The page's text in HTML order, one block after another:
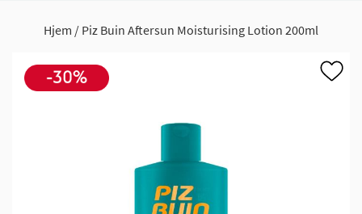
Hjem Piz Buin Aftersun Moisturising Lotion 200ml